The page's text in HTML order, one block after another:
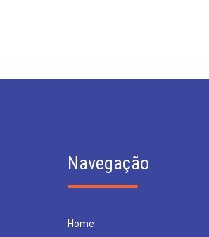
Navegação
Home